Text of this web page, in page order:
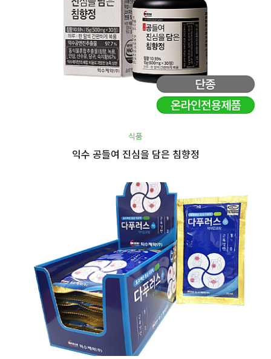
식품
익수 공들여 진심을 담은 침향정